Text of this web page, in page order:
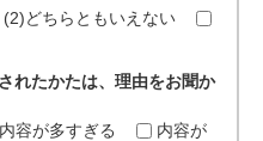
(2)どちらともいえない
れたかたは、理由をお聞か
内容が多すぎる
内容が